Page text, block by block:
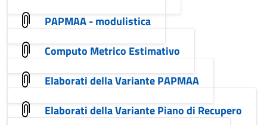
PAPMAA - modulistica
Computo Metrico Estimativo
Elaborati della Variante PAPMAA
Elaborati della Variante Piano di Recupero